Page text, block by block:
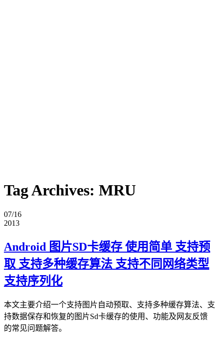
Tag Archives: MRU
07/16
2013
Android 图片SD卡缓存 使用简单 支持预
取 支持多种缓存算法 支持不同网络类型
支持序列化
本文主要介绍一个支持图片自动预取、支持多种缓存算法、支
持数据保存和恢复的图片Sd卡缓存的使用、功能及网友反馈
的常见问题解答。